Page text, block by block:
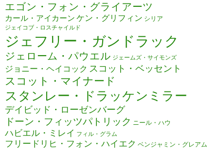
エゴン・フォン・グライアーツ
カール・アイカーン ケン・グリフィン シリア
ジェイコブ・ロスチャイルド
ジェフリー・ガンドラック
ジェローム・パウエル ジェームズ・サイモンズ
ジョニー・ヘイコック スコット・ベッセント
スコット・マイナード
スタンレー・ドラッケンミラー
デイビッド・ローゼンバーグ
ドーン・フィッツパトリック ニール・ハウ
ハビエル・ミレイ フィル・グラム
フリードリヒ・フォン・ハイエク ベンジャミン・グレアム